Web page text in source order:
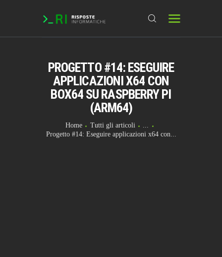
PROGETTO #14: ESEGUIRE
APPLICAZIONI X64 CON
BOX64 SU RASPBERRY PI
(ARM64)
Home Tutti gli articoli
...
Progetto #14: Eseguire applicazioni x64 con...
HOME
DOMANDE & RICHIESTE
CHAT